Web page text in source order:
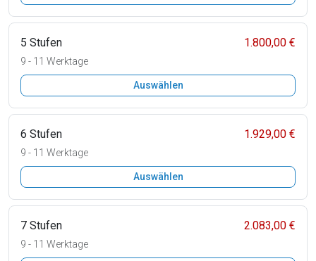
5 Stufen 1.800,00 €
9 - 11 Werktage
Auswählen
6 Stufen 1.929,00 €
9 - 11 Werktage
Auswählen
7 Stufen 2.083,00 €
9 - 11 Werktage